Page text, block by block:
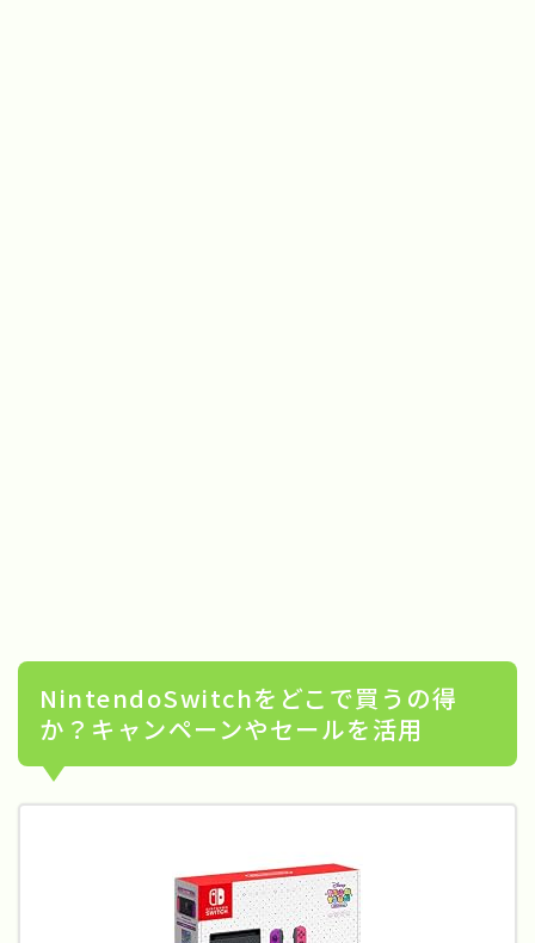
NintendoSwitchをどこで買うの得
か？キャンペーンやセールを活用